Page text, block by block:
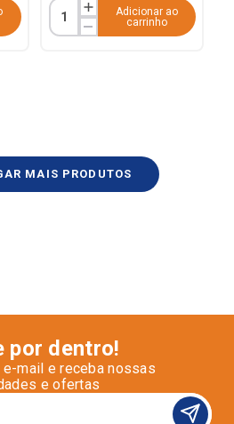
Adicionar ao
carrinho
por dentro!
mail e receba nossas
e ofertas